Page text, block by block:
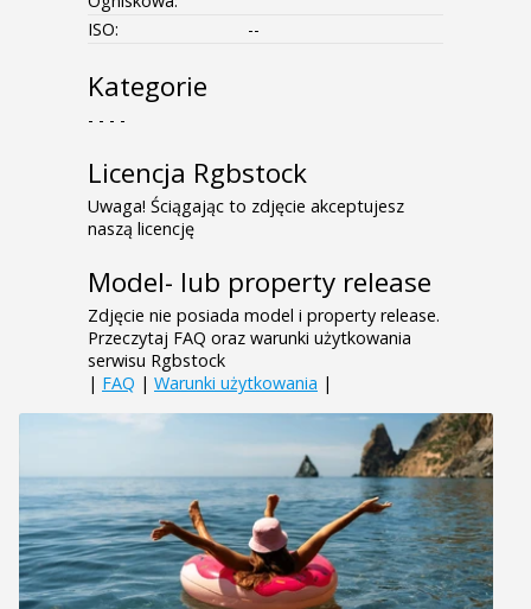
ISO:
--
Kategorie
- - - -
Licencja Rgbstock
Uwaga! Ściągając to zdjęcie akceptujesz
naszą licencję
Model- lub property release
Zdjęcie nie posiada model i property release.
Przeczytaj FAQ oraz warunki użytkowania
serwisu Rgbstock
| FAQ | Warunki użytkowania |